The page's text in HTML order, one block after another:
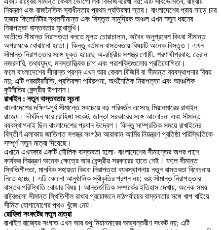
নিয়ন্ত্রণ এবং রাজনৈতিক স্বাধীনতার প্রথম প্রতিরক্ষা স্তর। বাংলাদেশের প্রায় সাড়ে চার
হাজার কিলোমিটার স্থলসীমান্ত এবং বিস্তৃত সামুদ্রিক অঞ্চল এখন নতুন ধরনের
নিরাপত্তা বাস্তবতার মুখোমুখি।
অতীতে সীমান্ত নিরাপত্তা বলতে মূলত চোরাচালান, অবৈধ অনুপ্রবেশ কিংবা সীমান্ত
অপরাধকে বোঝানো হতো। কিন্তু বর্তমান বাস্তবতায় বিষয়টি অনেক বিস্তৃত। এখন
সীমান্ত নিরাপত্তার সঙ্গে যুক্ত হয়েছে অ-রাষ্ট্রীয় সশস্ত্র গোষ্ঠী, শরণার্থীপ্রবাহ, ড্রোন
নজরদারি, তথ্যযুদ্ধ, মনস্তাত্ত্বিক চাপ এবং পরাশক্তিগুলোর প্রতিযোগিতা।
ফলে বাংলাদেশের সীমান্ত প্রশ্ন এখন আর কেবল বিজিবি বা সীমান্ত ব্যবস্থাপনার বিষয়
নয়; এটি পররাষ্ট্রনীতি, প্রতিরক্ষা পরিকল্পনা, অর্থনৈতিক নিরাপত্তা এবং আঞ্চলিক
কূটনীতির কেন্দ্রীয় উপাদান।
রাখাইন : নতুন বাস্তবতার সূচনা
বাংলাদেশের দক্ষিণ-পূর্ব সীমান্তে সবচেয়ে বড় পরিবর্তন এসেছে মিয়ানমারের রাখাইন
রাজ্যে। দীর্ঘদিন ধরে রোহিঙ্গা সংকট, জান্তা সরকারের সঙ্গে আলোচনা এবং সীমান্ত
ব্যবস্থাপনাই ছিল বাংলাদেশের প্রধান উদ্বেগ। কিন্তু সাম্প্রতিক সময়ে রাখাইনের
বিস্তীর্ণ এলাকায় জাতিগত সশস্ত্র সংগঠন আরাকান আর্মির নিয়ন্ত্রণ প্রতিষ্ঠা পরিস্থিতিকে
সম্পূর্ণ নতুন মাত্রা দিয়েছে।
এখানে এখনকার একটি মৌলিক বাস্তবতা হলো- বাংলাদেশের সীমান্তের অপর পাশে
কার্যকর নিয়ন্ত্রণ অনেক ক্ষেত্রে আর কেন্দ্রীয় সরকারের হাতে নেই। ফলে সীমান্ত
স্থিতিশীলতা, মানবিক সহায়তা কিংবা নিরাপত্তা ব্যবস্থাপনায় নতুন বাস্তবতা বিবেচনায়
নিতে হচ্ছে। এটি কোনো আনুষ্ঠানিক স্বীকৃতির প্রশ্ন নয়; বরং সীমান্ত নিরাপত্তার
বাস্তব পরিস্থিতি বোঝার বিষয়। আন্তর্জাতিক সম্পর্কের ইতিহাস দেখায়, অনেক সময়
রাষ্ট্রগুলো সীমান্ত স্থিতিশীল রাখার প্রয়োজনে মাঠপর্যায়ের বাস্তবতার সঙ্গে খাপ খাইয়ে
সীমিত যোগাযোগের পথও খুঁজে নেয়।
রোহিঙ্গা সংকটের নতুন মাত্রা
রাখাইন রাজ্যের সংঘাত এখন আর শুধু মিয়ানমারের অভ্যন্তরীণ সংকট নয়; এটি